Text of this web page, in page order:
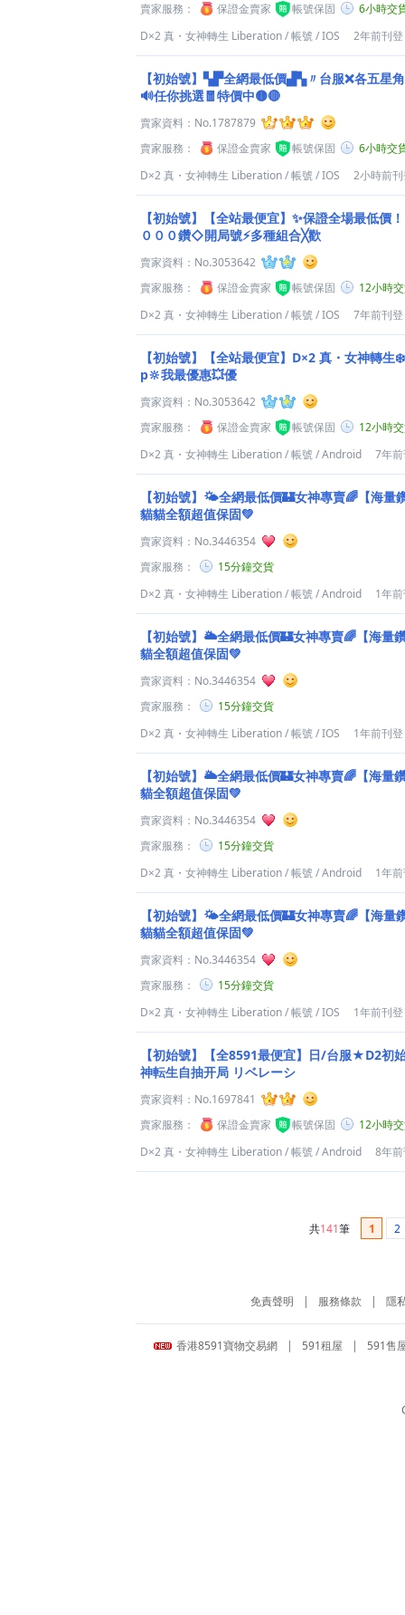
賣家服務：
保證金賣家 帳號保固
6小時交
D×2 真・女神轉生 Liberation/帳號/IOS 2年前刊登
【初始號】▚▛全網最低價▟▚〃台服❌各五星
🔊任你挑選🧧特價中🟡🔴
賣家資料： No.1787879
賣家服務：
保證金賣家 帳號保固
6小時交
D×2 真・女神轉生 Liberation/帳號/IOS 2小時前
【初始號】【全站最便宜】✨保證全場最低
０００鑽◇開局號⚡多種組合╳歡
賣家資料： No.3053642
賣家服務：
保證金賣家 帳號保固
12小時
D×2 真・女神轉生 Liberation/帳號/IOS 7年前刊登
【初始號】【全站最便宜】D×2 真・女神轉生
p🔆我最優惠💥優
賣家資料： No.3053642
賣家服務：
保證金賣家 帳號保固
12小時
D×2 真・女神轉生 Liberation/帳號/Android 7年
【初始號】🌤️全網最低價🏰女神專賣🌈【海量
貓貓全額超值保固️💚
賣家資料： No.3446354
賣家服務：
15分鐘交貨
D×2 真・女神轉生 Liberation/帳號/Android 1年
【初始號】🌥️全網最低價🏰女神專賣🌈【海量
貓全額超值保固️💚
賣家資料： No.3446354
賣家服務：
15分鐘交貨
D×2 真・女神轉生 Liberation/帳號/IOS 1年前刊登
【初始號】🌥️全網最低價🏰女神專賣🌈【海量
貓全額超值保固️💚
賣家資料： No.3446354
賣家服務：
15分鐘交貨
D×2 真・女神轉生 Liberation/帳號/Android 1年
【初始號】🌤️全網最低價🏰女神專賣🌈【海量
貓貓全額超值保固️💚
賣家資料： No.3446354
賣家服務：
15分鐘交貨
D×2 真・女神轉生 Liberation/帳號/IOS 1年前刊登
【初始號】【全8591最便宜】日/台服★D2
神転生自抽开局 リベレーシ
賣家資料： No.1697841
賣家服務：
保證金賣家 帳號保固
12小時
D×2 真・女神轉生 Liberation/帳號/Android 8年
共141筆 1 2
免責聲明 | 服務條款 | 隱
香港8591寶物交易網 | 591租屋 | 591售